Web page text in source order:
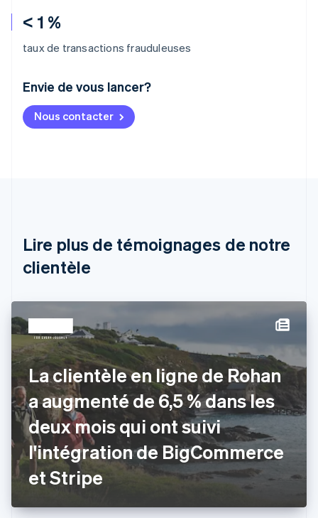
< 1 %
taux de transactions frauduleuses
Envie de vous lancer?
Nous contacter
Lire plus de témoignages de notre
clientèle
La clientèle en ligne de Rohan
a augmenté de 6,5 % dans les
deux mois qui ont suivi
l'intégration de BigCommerce
et Stripe
Allemagne
DeutschEnglish
Australie
Bulgarie
English
Canada
Chine continentale
简体中文
Chypre
English
Croatie
EnglishItaliano
Danemark
English
Émirats arabes unis
English
Espagne
EspañolEnglish
Estonie
États-Unis